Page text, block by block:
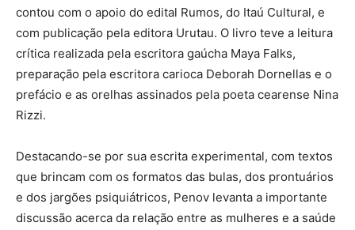
contou com o apoio do edital Rumos, do Itaú Cultural, e
com publicação pela editora Urutau. O livro teve a leitura
crítica realizada pela escritora gaúcha Maya Falks,
preparação pela escritora carioca Deborah Dornellas e o
prefácio e as orelhas assinados pela poeta cearense Nina
Rizzi.
Destacando-se por sua escrita experimental, com textos
que brincam com os formatos das bulas, dos prontuários
e dos jargões psiquiátricos, Penov levanta a importante
discussão acerca da relação entre as mulheres e a saúde